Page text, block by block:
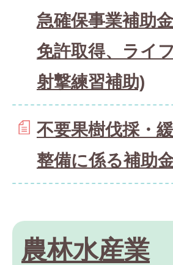
急確保事業補助
免許取得、ライ
射撃練習補助)
不要果樹伐採・
整備に係る補助
農林水産業